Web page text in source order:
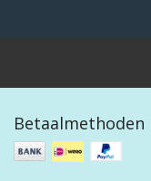
Betaalmethoden